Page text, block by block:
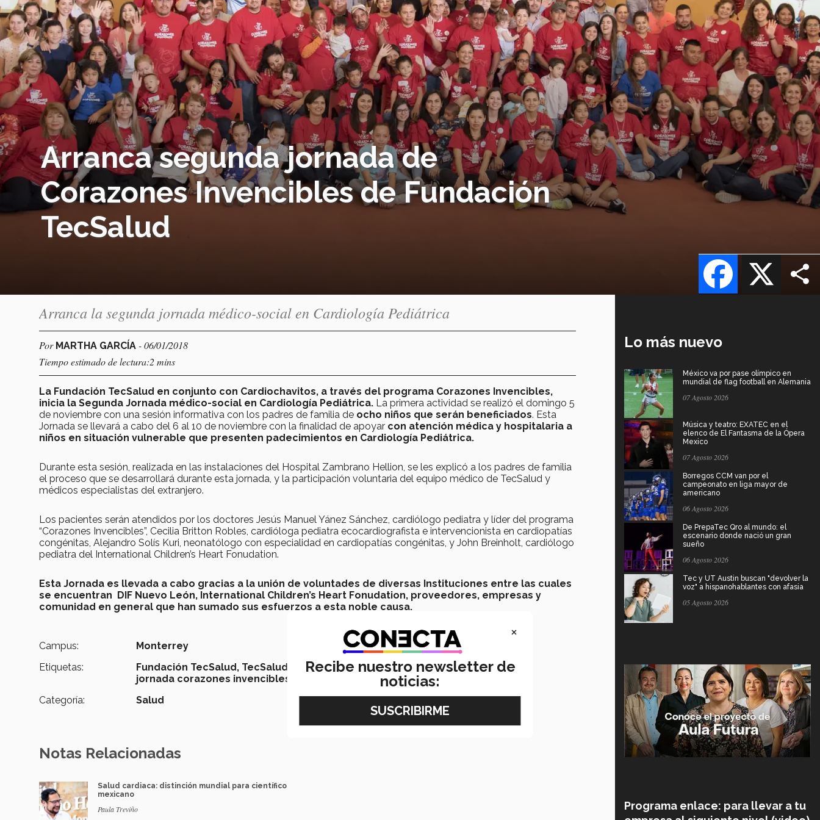
Arranca segunda jornada de
Corazones Invencibles de Fundación
TecSalud
X
Facebook
Arranca la segunda jornada médico-social en Cardiología Pediátrica
Por MARTHA GARCÍA - 06/01/2018
Tiempo estimado de lectura:2 mins
La Fundación TecSalud en conjunto con Cardiochavitos, a través del programa Corazones Invencibles,
inicia la Segunda Jornada médico-social en Cardiología Pediátrica. La primera actividad se realizó el domingo 5
de noviembre con una sesión informativa con los padres de familia de ocho niños que serán beneficiados. Esta
Jornada se llevará a cabo del 6 al 10 de noviembre con la finalidad de apoyar con atención médica y hospitalaria a
niños en situación vulnerable que presenten padecimientos en Cardiología Pediátrica.
Durante esta sesión, realizada en las instalaciones del Hospital Zambrano Hellion, se les explicó a los padres de familia
el proceso que se desarrollará durante esta jornada, y la participación voluntaria del equipo médico de TecSalud y
médicos especialistas del extranjero.
Los pacientes serán atendidos por los doctores Jesús Manuel Yánez Sánchez, cardiólogo pediatra y líder del programa
“Corazones Invencibles”, Cecilia Britton Robles, cardióloga pediatra ecocardiografista e intervencionista en cardiopatías
congénitas, Alejandro Solís Kuri, neonatólogo con especialidad en cardiopatías congénitas, y John Breinholt, cardiólogo
pediatra del International Children’s Heart Fonudation.
Esta Jornada es llevada a cabo gracias a la unión de voluntades de diversas Instituciones entre las cuales
se encuentran DIF Nuevo León, International Children’s Heart Fonudation, proveedores, empresas y
comunidad en general que han sumado sus esfuerzos a esta noble causa.
Campus:
Monterrey
Etiquetas:
Fundación TecSalud, TecSalud, Programa Corazones Invencibles, segunda
jornada corazones invencibles
Categoría:
Salud
Notas Relacionadas
Salud cardiaca: distinción mundial para científico
mexicano
Paula Treviño
Lo más nuevo
México va por pase olímpico en
mundial de flag football en Alemania
07 Agosto 2026
Música y teatro: EXATEC en el
elenco de El Fantasma de la Ópera
Mexico
07 Agosto 2026
Borregos CCM van por el
campeonato en liga mayor de
americano
06 Agosto 2026
De PrepaTec Qro al mundo: el
escenario donde nació un gran
sueño
06 Agosto 2026
Tec y UT Austin buscan "devolver la
voz" a hispanohablantes con afasia
05 Agosto 2026
Programa enlace: para llevar a tu
×
Recibe nuestro newsletter de
noticias: